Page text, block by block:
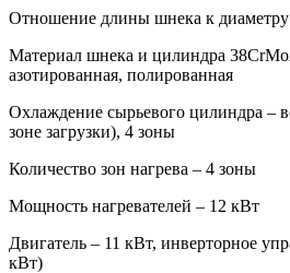
Отношение длины шнека к диаметру
Материал шнека и цилиндра
азотированная, полированная
Охлаждение сырьевого цилиндра –
зоне загрузки), 4 зоны
Количество зон нагрева – 4 зоны
Мощность нагревателей – 12 кВт
Двигатель – 11 кВт, инверторное
кВт)